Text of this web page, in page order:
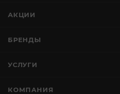
АКЦИИ
БРЕНДЫ
УСЛУГИ
КОМПАНИЯ